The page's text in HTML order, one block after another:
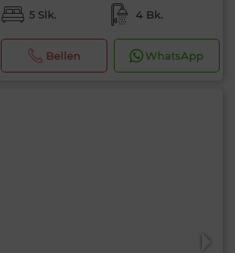
5 Slk. 4 Bk.
Bellen WhatsApp